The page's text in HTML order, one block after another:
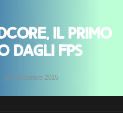
il primo
dagli FPS
15 Settembre 2015